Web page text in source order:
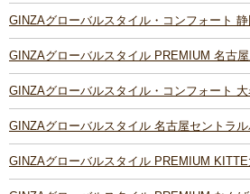
GINZAグローバルスタイル・コンフォート
GINZAグローバルスタイル PREMIUM 名古
GINZAグローバルスタイル・コンフォート
GINZAグローバルスタイル 名古屋セントラ
GINZAグローバルスタイル PREMIUM